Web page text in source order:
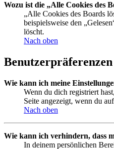
Wozu ist die „Alle Cookies des
„Alle Cookies des Boards
beispielsweise den
löscht.
Nach oben
Wie kann ich meine
Wenn du dich registriert
Seite angezeigt, wenn du
Nach oben
Wie kann ich verhindern, dass
In deinem persönlichen